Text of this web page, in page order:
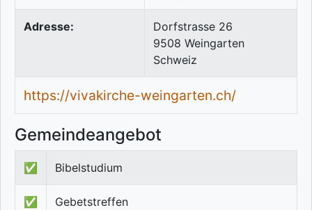
Adresse:
Dorfstrasse 26
9508 Weingarten
Schweiz
https://vivakirche-weingarten.ch/
Gemeindeangebot
✅ Bibelstudium
✅ Gebetstreffen